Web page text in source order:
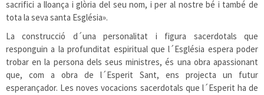
sacrifici a lloança i glòria del seu nom, i per al nostre bé i també de
tota la seva santa Església».
La construcció d´una personalitat i figura sacerdotals que
responguin a la profunditat espiritual que l´Església espera poder
trobar en la persona dels seus ministres, és una obra apassionant
que, com a obra de l´Esperit Sant, ens projecta un futur
esperançador. Les noves vocacions sacerdotals que l´Esperit ha de